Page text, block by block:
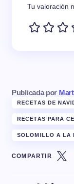
Tu valoración
Publicada por
RECETAS DE
RECETAS PARA
SOLOMILLO A LA
COMPARTIR